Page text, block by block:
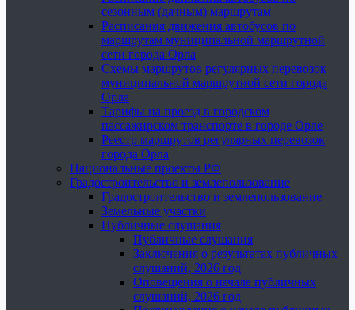
сезонным (дачным) маршрутам
Расписания движения автобусов по
маршрутам муниципальной маршрутной
сети города Орла
Схемы маршрутов регулярных перевозок
муниципальной маршрутной сети города
Орла
Тарифы на проезд в городском
пассажирском транспорте в городе Орле
Реестр маршрутов регулярных перевозок
города Орла
Национальные проекты РФ
Градостроительство и землепользование
Градостроительство и землепользование
Земельные участки
Публичные слушания
Публичные слушания
Заключения о результатах публичных
слушаний, 2026 год
Оповещения о начале публичных
слушаний, 2026 год